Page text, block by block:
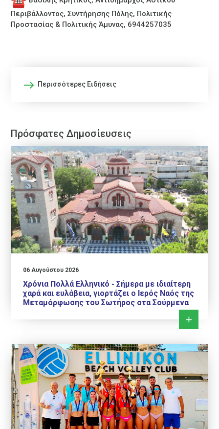
Περιβάλλοντος, Συντήρησης Πόλης, Πολιτικής
Προστασίας & Πολιτικής Άμυνας, 6944257035
Περισσότερες Ειδήσεις
Πρόσφατες Δημοσίευσεις
06 Αυγούστου 2026
Χρόνια Πολλά Ελληνικό - Σήμερα με ιδιαίτερη
χαρά και ευλάβεια, γιορτάζει ο Ιερός Ναός της
Μεταμόρφωσης του Σωτήρος στα Σούρμενα